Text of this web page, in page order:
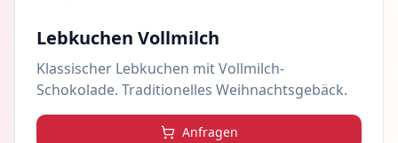
Lebkuchen Vollmilch
Klassischer Lebkuchen mit Vollmilch-
Schokolade. Traditionelles Weihnachtsgebäck.
Anfragen